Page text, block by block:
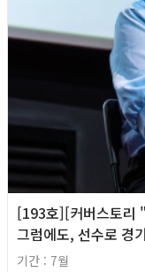
[193호][커버스토리
그럼에도, 선수로 경
기간 : 7월